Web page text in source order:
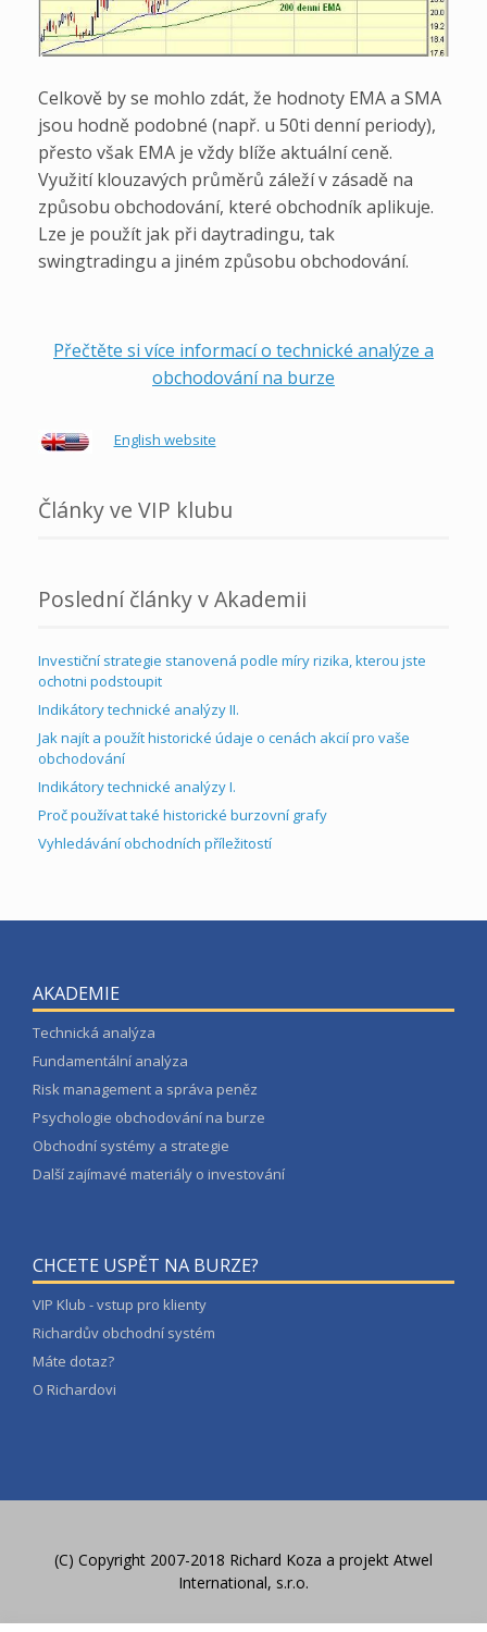
Celkově by se mohlo zdát, že hodnoty EMA a SMA
jsou hodně podobné (např. u 50ti denní periody),
přesto však EMA je vždy blíže aktuální ceně.
Využití klouzavých průměrů záleží v zásadě na
způsobu obchodování, které obchodník aplikuje.
Lze je použít jak při daytradingu, tak
swingtradingu a jiném způsobu obchodování.
Přečtěte si více informací o technické analýze a
obchodování na burze
English website
Články ve VIP klubu
Poslední články v Akademii
Investiční strategie stanovená podle míry rizika, kterou jste
ochotni podstoupit
Indikátory technické analýzy II.
Jak najít a použít historické údaje o cenách akcií pro vaše
obchodování
Indikátory technické analýzy I.
Proč používat také historické burzovní grafy
Vyhledávání obchodních příležitostí
AKADEMIE
Technická analýza
Fundamentální analýza
Risk management a správa peněz
Psychologie obchodování na burze
Obchodní systémy a strategie
Další zajímavé materiály o investování
CHCETE USPĚT NA BURZE?
VIP Klub - vstup pro klienty
Richardův obchodní systém
Máte dotaz?
O Richardovi
(C) Copyright 2007-2018 Richard Koza a projekt Atwel
International, s.r.o.